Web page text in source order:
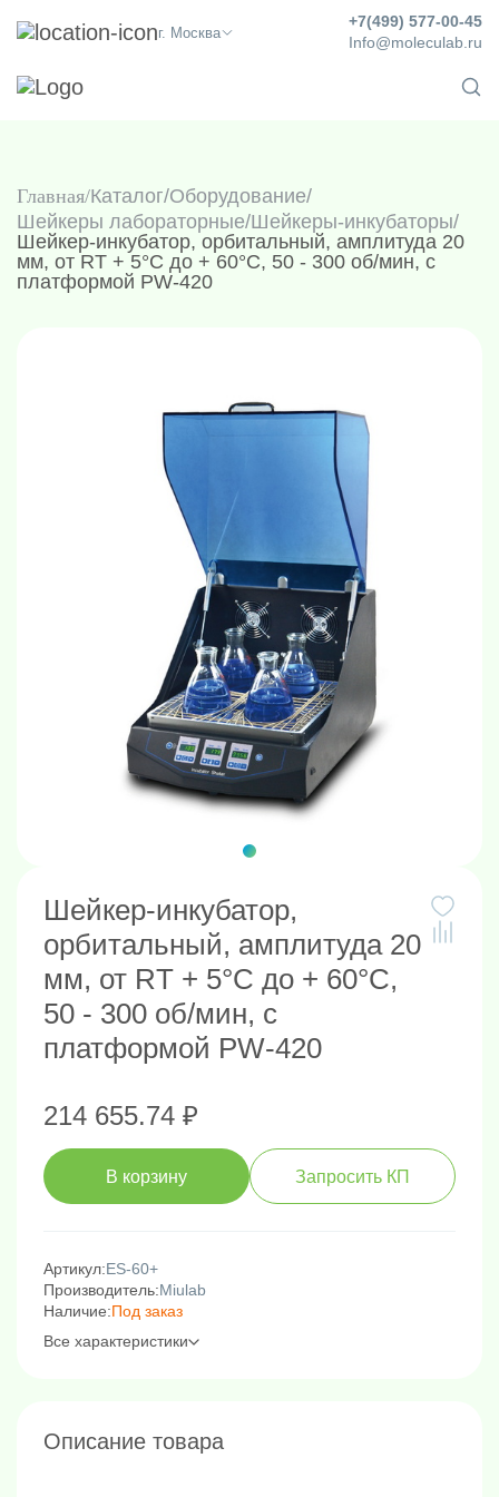
г. Москва
Info@moleculab.ru
+7(499) 577-00-45
Главная Каталог/Оборудование/
Шейкеры лабораторные/Шейкеры-инкубаторы/
Шейкер-инкубатор, орбитальный, амплитуда 20
мм, от RT + 5°С до + 60°С, 50 - 300 об/мин, с
платформой PW-420
Шейкер-инкубатор,
орбитальный, амплитуда 20
мм, от RT + 5°С до + 60°С,
50 - 300 об/мин, с
платформой PW-420
214 655.74 ₽
В корзину Запросить КП
Артикул:ES-60+
Производитель:Miulab
Наличие:Под заказ
Все характеристики
Описание товара